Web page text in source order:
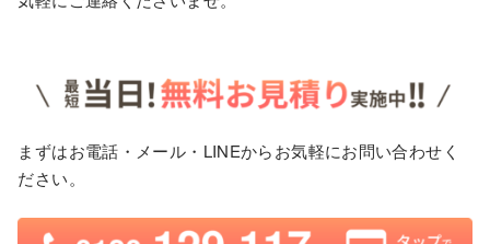
まずはお電話・メール・LINEからお気軽にお問い合わせく
ださい。